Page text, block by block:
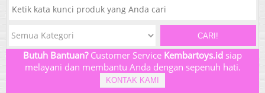
CARI!
Butuh Bantuan?Customer Service Kembartoys.id siap
melayani dan membantu Anda dengan sepenuh hati.
KONTAK KAMI